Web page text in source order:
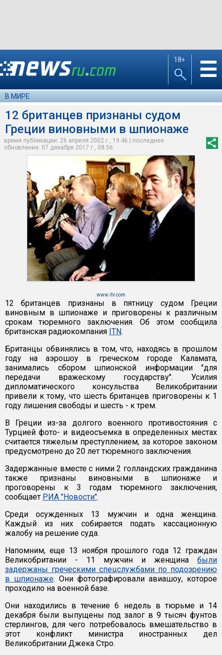
18+ ☰
В МИРЕ
12 британцев признаны судом
Греции виновными в шпионаже
время публикации: 26 апреля 2002 г., 19:46 | последнее
обновление: 07 декабря 2017 г., 08:56
www.itv.com
12 британцев признаны в пятницу судом Греции
виновным в шпионаже и приговорены к различным
срокам тюремного заключения. Об этом сообщила
британская радиокомпания ITN.
Британцы обвинялись в том, что, находясь в прошлом
году на аэрошоу в греческом городе Каламата,
занимались сбором шпионской информации "для
передачи вражескому государству". Усилия
дипломатического консульства Великобритании
привели к тому, что шесть британцев приговорены к 1
году лишения свободы и шесть - к трем.
В Греции из-за долгого военного противостояния с
Турцией фото- и видеосъемка в определенных местах
считается тяжелым преступлением, за которое законом
предусмотрено до 20 лет тюремного заключения.
Задержанные вместе с ними 2 голландских гражданина
также признаны виновными в шпионаже и
проговорены к 3 годам тюремного заключения,
сообщает РИА "Новости".
Среди осужденных 13 мужчин и одна женщина.
Каждый из них собирается подать кассационную
жалобу на решение суда.
Напомним, еще 13 ноября прошлого года 12 граждан
Великобритании - 11 мужчин и женщина были
задержаны греческими спецслужбами по подозрению
в шпионаже. Они фотографировали авиашоу, которое
проходило на военной базе.
Они находились в течение 6 недель в тюрьме и 14
декабря были выпущены под залог в 9 тысяч фунтов
стерлингов, для чего потребовалось вмешательство в
этот конфликт министра иностранных дел
Великобритании Джека Стро.